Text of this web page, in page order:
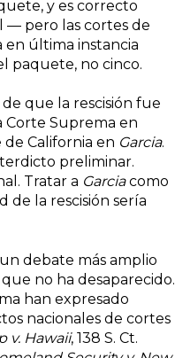
y es correcto
pero las cortes de
en última instancia
paquete, no cinco.
que la rescisión fue
Corte Suprema en
California en Garcia.
preliminar.
Tratar a Garciacomo
de la rescisión sería
debate más amplio
no ha desaparecido.
han expresado
nacionales de cortes
v. Hawaii, 138 S. Ct.